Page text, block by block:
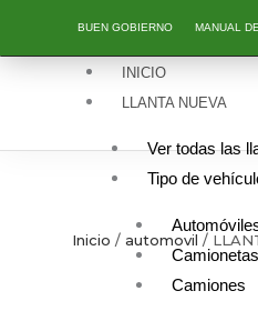
BUEN GOBIERNO MANUAL
INICIO
LLANTA NUEVA
Ver todas las
Tipo de
Camionetas
Camiones
Inicio / automovil /